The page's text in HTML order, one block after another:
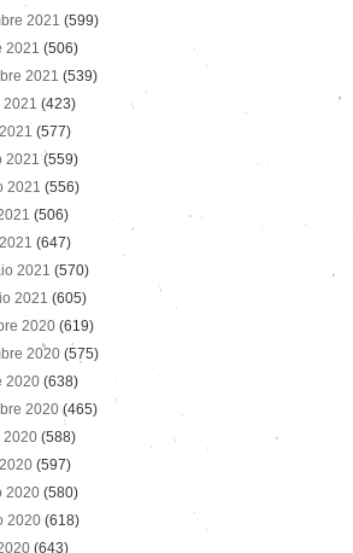
2021 (599)
2021 (506)
2021 (539)
2021 (423)
(577)
2021(559)
2021 (556)
(506)
(647)
2021 (570)
2021 (605)
2020 (619)
2020 (575)
2020 (638)
2020(465)
2020 (588)
(597)
2020 (580)
2020 (618)
(643)